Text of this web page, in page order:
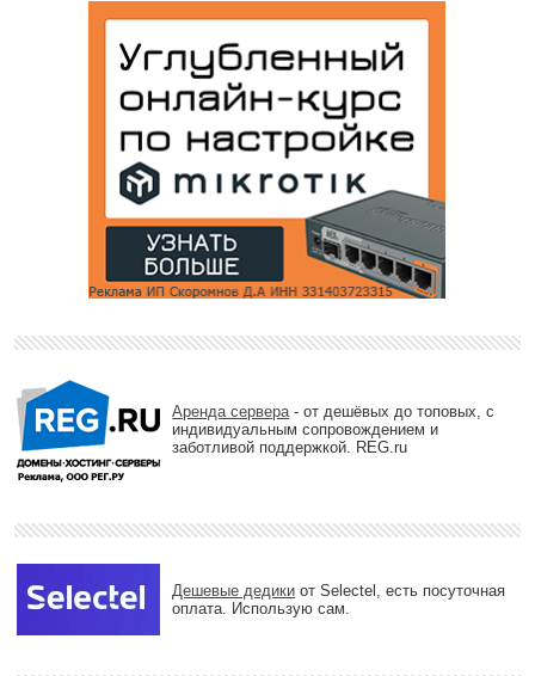
Аренда сервера- от дешёвых до топовых, с
индивидуальным сопровождением и
заботливой поддержкой. REG.ru
Дешевые дедики от Selectel, есть посуточная
оплата. Использую сам.